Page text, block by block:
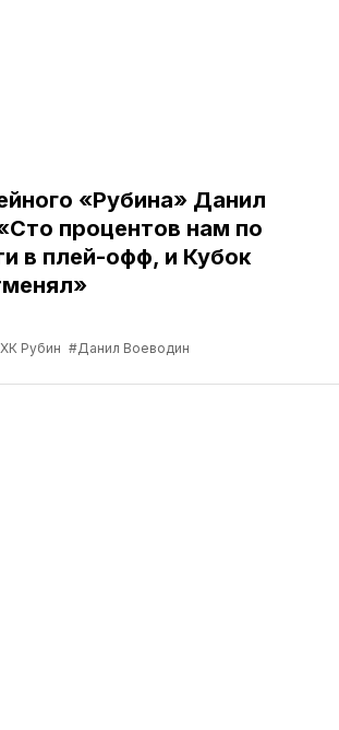
«Рубина» Данил
процентов нам по
в плей-офф, и Кубок
Рубин #Данил Воеводин